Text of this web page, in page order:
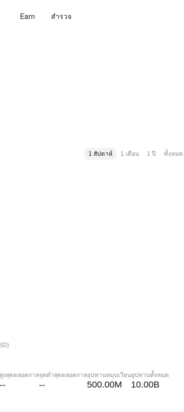
Earn สํารวจ
1 สัปดาห์ 1 เดือน 1 ปี ทั้งหมด
สูงสุดตลอดกาล
--
จุดต่ำสุดตลอดกาล
--
อุปทานหมุนเวียน
500.00M
อุปทานทั้งหมด
10.00B